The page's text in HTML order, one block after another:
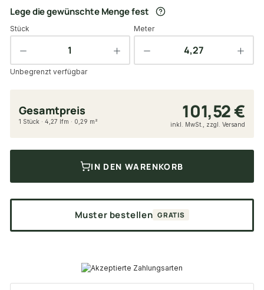
Lege die gewünschte Menge fest
Stück Meter
Unbegrenzt verfügbar
Gesamtpreis 101,52 €
1 Stück · 4,27 lfm · 0,29 m² inkl. MwSt., zzgl. Versand
IN DEN WARENKORB
Muster bestellen GRATIS